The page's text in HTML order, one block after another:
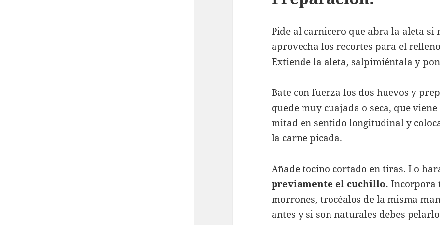
Pide al carnicero que abra la aleta si
aprovecha los recortes para el
Extiende la aleta, salpimiéntala y
Bate con fuerza los dos huevos y
quede muy cuajada o seca, que
mitad en sentido longitudinal y
la carne picada.
Añade tocino cortado en tiras. Lo
previamente el cuchillo. Incorpora
morrones, trocéalos de la misma
antes y si son naturales debes